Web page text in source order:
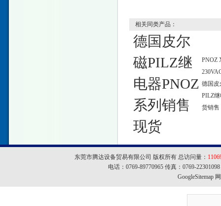
相关同类产品：
德国皮尔
磁PILZ继
电器PNOZ
系列销售
现货
PNOZ
德国皮
PILZ
货销售
东莞市腾达设备贸易有限公司 版权所有 总访问量：
电话：0769-89770965 传真：0769-
GoogleSitemap网